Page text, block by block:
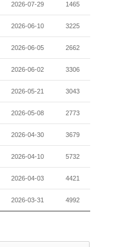
2026-07-29 1465
2026-06-10 3225
2026-06-05 2662
2026-06-02 3306
2026-05-21 3043
2026-05-08 2773
2026-04-30 3679
2026-04-10 5732
2026-04-03 4421
2026-03-31 4992